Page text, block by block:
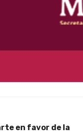
en favor de la